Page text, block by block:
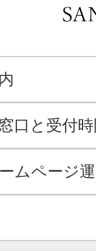
口と受付
ムページ